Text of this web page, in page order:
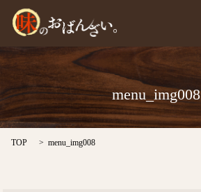
menu_img008
TOP menu_img008